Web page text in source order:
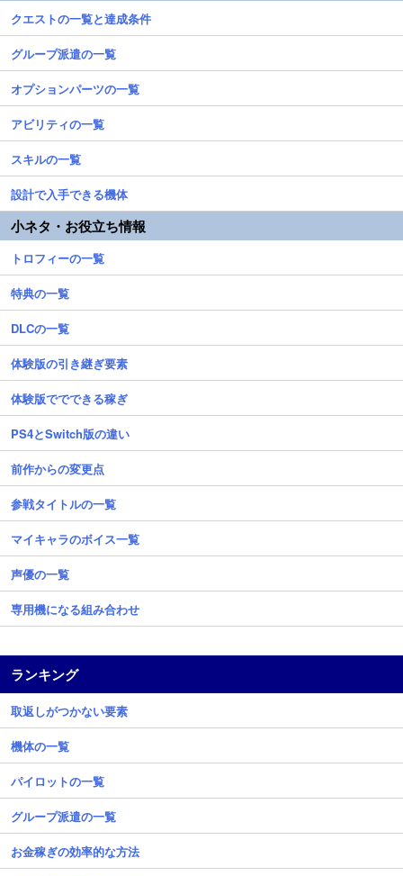
クエストの一覧と達成条件
グループ派遣の一覧
オプションパーツの一覧
アビリティの一覧
スキルの一覧
設計で入手できる機体
小ネタ・お役立ち情報
トロフィーの一覧
特典の一覧
DLCの一覧
体験版の引き継ぎ要素
体験版ででできる稼ぎ
PS4とSwitch版の違い
前作からの変更点
参戦タイトルの一覧
マイキャラのボイス一覧
声優の一覧
専用機になる組み合わせ
ランキング
取返しがつかない要素
機体の一覧
パイロットの一覧
グループ派遣の一覧
お金稼ぎの効率的な方法